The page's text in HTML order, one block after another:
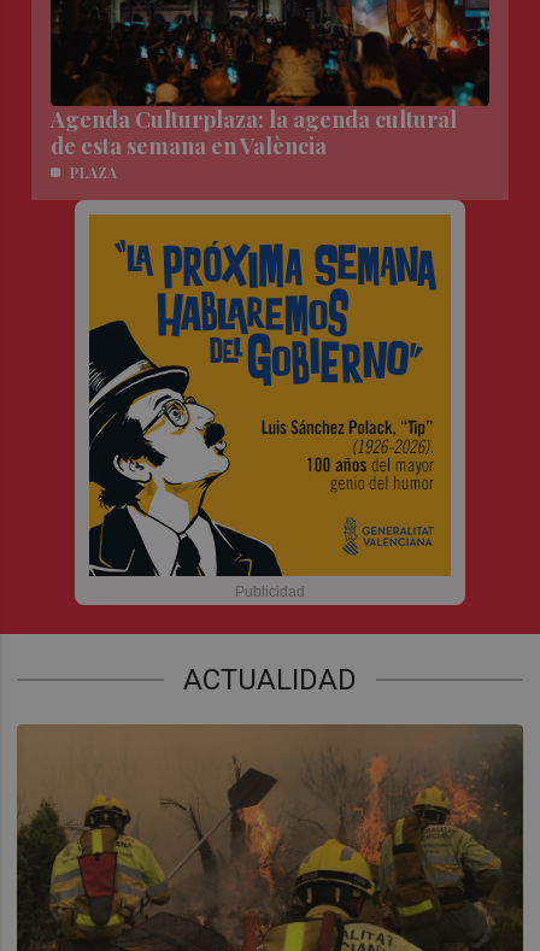
Agenda Culturplaza: la agenda cultural
de esta semana en València
PLAZA
ACTUALIDAD